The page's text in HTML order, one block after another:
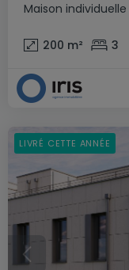
Maison individuelle
200 m² 3
LIVRÉ CETTE ANNÉE